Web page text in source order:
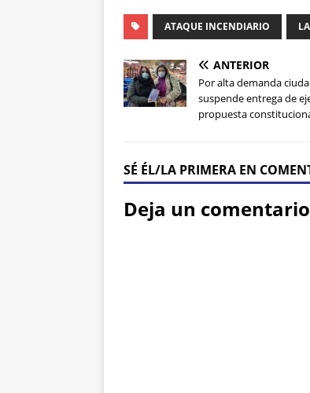
ATAQUE INCENDIARIO
ANTERIOR
Por alta demanda
suspende entrega de
propuesta
SÉ ÉL/LA PRIMERA EN
Deja un comentario